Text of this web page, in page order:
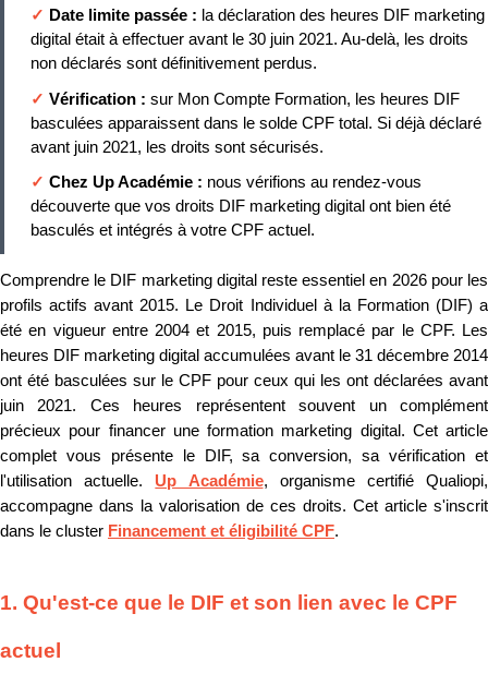
✓ Date limite passée : la déclaration des heures DIF marketing
digital était à effectuer avant le 30 juin 2021. Au-delà, les droits
non déclarés sont définitivement perdus.
✓ Vérification : sur Mon Compte Formation, les heures DIF
basculées apparaissent dans le solde CPF total. Si déjà déclaré
avant juin 2021, les droits sont sécurisés.
✓ Chez Up Académie : nous vérifions au rendez-vous
découverte que vos droits DIF marketing digital ont bien été
basculés et intégrés à votre CPF actuel.
Comprendre le DIF marketing digital reste essentiel en 2026 pour les
profils actifs avant 2015. Le Droit Individuel à la Formation (DIF) a
été en vigueur entre 2004 et 2015, puis remplacé par le CPF. Les
heures DIF marketing digital accumulées avant le 31 décembre 2014
ont été basculées sur le CPF pour ceux qui les ont déclarées avant
juin 2021. Ces heures représentent souvent un complément
précieux pour financer une formation marketing digital. Cet article
complet vous présente le DIF, sa conversion, sa vérification et
l'utilisation actuelle. Up Académie, organisme certifié Qualiopi,
accompagne dans la valorisation de ces droits. Cet article s'inscrit
dans le cluster Financement et éligibilité CPF.
1. Qu'est-ce que le DIF et son lien avec le CPF
actuel